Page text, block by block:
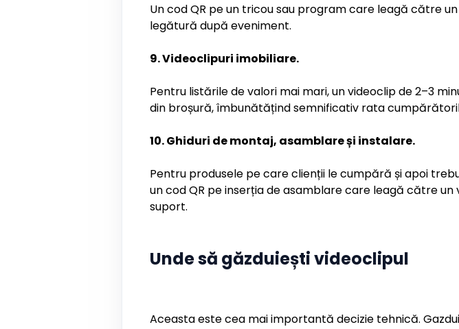
Un cod QR pe un tricou sau program care leagă către
legătură după eveniment.
9. Videoclipuri imobiliare.
Pentru listările de valori mai mari, un videoclip de 2–3
din broșură, îmbunătățind semnificativ rata
10. Ghiduri de montaj, asamblare și instalare.
Pentru produsele pe care clienții le cumpără și apoi
un cod QR pe inserția de asamblare care leagă către
suport.
Unde să găzduiești videoclipul
Aceasta este cea mai importantă decizie tehnică.